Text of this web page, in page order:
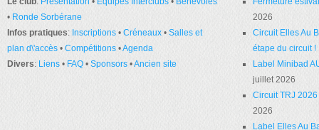
• Ronde Sorbérane
Infos pratiques: Inscriptions • Créneaux • Salles et
plan d\'accès • Compétitions •Agenda
Divers: Liens • FAQ • Sponsors •Ancien site
2026
Circuit Elles Au
étape du circuit !
Label Minibad
juillet 2026
Circuit TRJ
2026
Label Elles Au